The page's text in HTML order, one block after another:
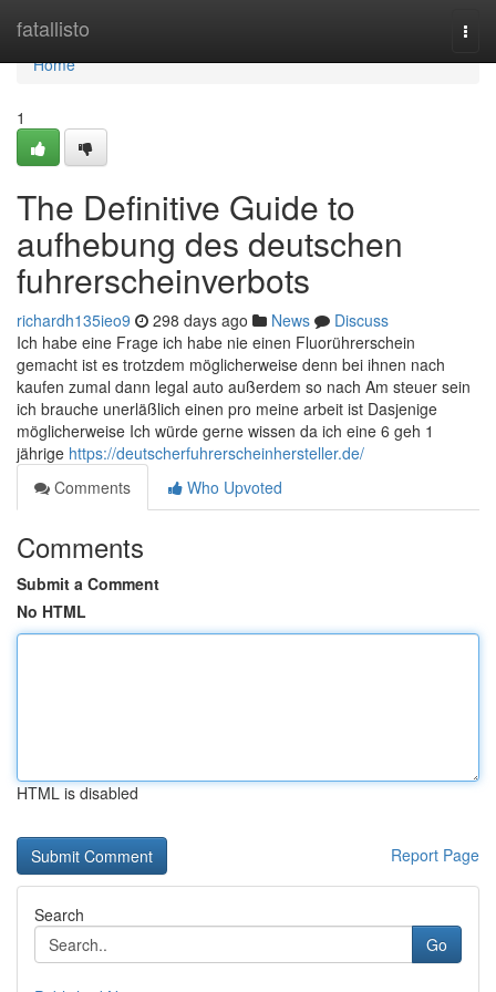
fatallisto
Home
Home
1
The Definitive Guide to
aufhebung des deutschen
fuhrerscheinverbots
richardh135ieo9 298 days ago News
Discuss
Ich habe eine Frage ich habe nie einen Fluorührerschein
gemacht ist es trotzdem möglicherweise denn bei ihnen nach
kaufen zumal dann legal auto außerdem so nach Am steuer sein
ich brauche unerläßlich einen pro meine arbeit ist Dasjenige
möglicherweise Ich würde gerne wissen da ich eine 6 geh 1
jährige https://deutscherfuhrerscheinhersteller.de/
Comments
Who Upvoted
Comments
Submit a Comment
No HTML
HTML is disabled
Report Page
Search
Go